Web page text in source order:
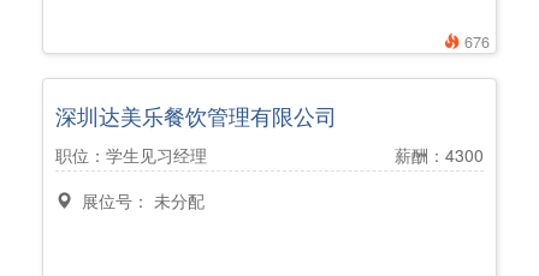
676
深圳达美乐餐饮管理有限公司
职位：学生见习经理
薪酬：4300
展位号： 未分配